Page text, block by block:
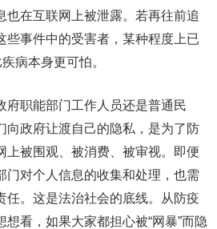
也在互联网上被泄露。若再往前追
些事件中的受害者，某种程度上已
病本身更可怕。
府职能部门工作人员还是普通民
政府让渡自己的隐私，是为了防
上被围观、被消费、被审视。即便
门对个人信息的收集和处理，也需
任。这是法治社会的底线。从防疫
看，如果大家都担心被“网暴”而隐